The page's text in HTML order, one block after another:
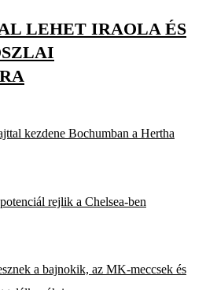
LEHET IRAOLA ÉS
kezdene Bochumban a Hertha
rejlik a Chelsea-ben
a bajnokik, az MK-meccsek és